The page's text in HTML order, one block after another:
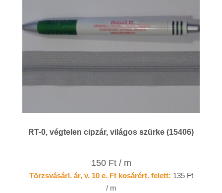
RT-0, végtelen cipzár, világos szürke (15406)
150 Ft / m
Törzsvásárl. ár, v. 10 e. Ft kosárért. felett: 135 Ft
/ m